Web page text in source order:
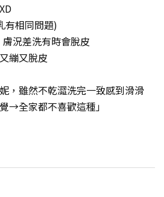
有相同問題)
況差洗有時會脫皮
繃又脫皮
，雖然不乾澀洗完一致感到滑滑
→全家都不喜歡這種」